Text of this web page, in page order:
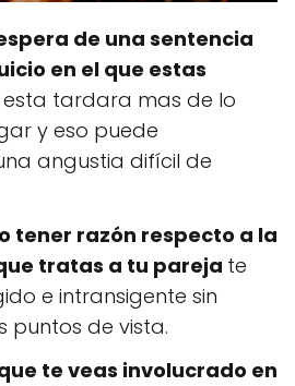
de una sentencia
en el que estas
esta tardara mas de lo
y eso puede
angustia difícil de
tener razón respecto a la
tratas a tu pareja te
e intransigente sin
puntos de vista.
te veas involucrado en